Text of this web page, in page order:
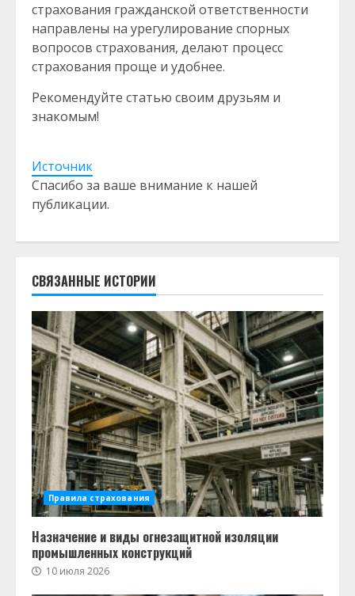
страхования гражданской ответственности
направлены на урегулирование спорных
вопросов страхования, делают процесс
страхования проще и удобнее.
Рекомендуйте статью своим друзьям и
знакомым!
Источник
Спасибо за ваше внимание к нашей
публикации.
СВЯЗАННЫЕ ИСТОРИИ
Правила страхования
Назначение и виды огнезащитной изоляции
промышленных конструкций
10 июля 2026